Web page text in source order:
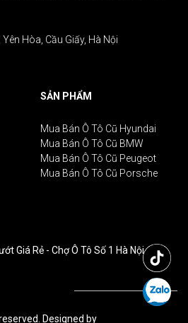
Hòa, Cầu Giấy, Hà Nội
SẢN PHẨM
Mua Bán Ô Tô Cũ Hyundai
Mua Bán Ô Tô Cũ BMW
Mua Bán Ô Tô Cũ Peugeot
Mua Bán Ô Tô Cũ Porsche
Giá Rẻ - Chợ Ô Tô Số 1 Hà Nội
Designed by